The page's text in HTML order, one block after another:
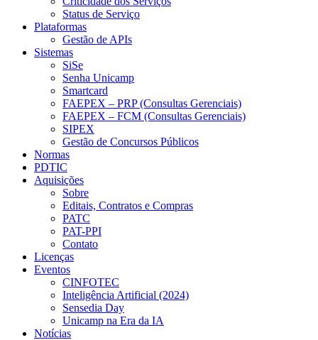
Status de Serviço
Plataformas
Gestão de APIs
Sistemas
SiSe
Senha Unicamp
Smartcard
FAEPEX – PRP (Consultas Gerenciais)
FAEPEX – FCM (Consultas Gerenciais)
SIPEX
Gestão de Concursos Públicos
Normas
PDTIC
Aquisições
Sobre
Editais, Contratos e Compras
PATC
PAT-PPI
Contato
Licenças
Eventos
CINFOTEC
Inteligência Artificial (2024)
Sensedia Day
Unicamp na Era da IA
Notícias